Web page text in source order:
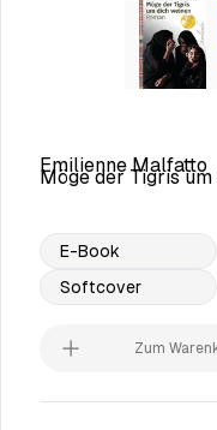
Emilienne Malfatto
Möge der Tigris
E-Book
Softcover
Zum